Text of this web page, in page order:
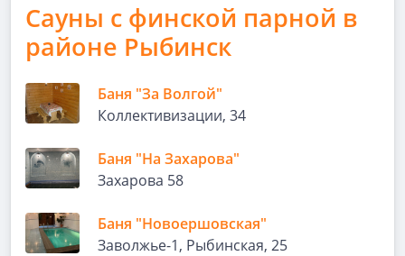
Сауны с финской парной в
районе Рыбинск
Баня "За Волгой"
Коллективизации, 34
Баня "На Захарова"
Захарова 58
Баня "Новоершовская"
Заволжье-1, Рыбинская, 25